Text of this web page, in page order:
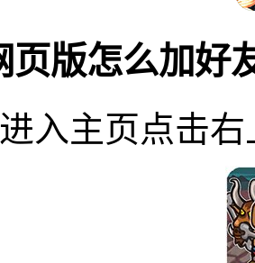
页版怎么加好
入主页点击